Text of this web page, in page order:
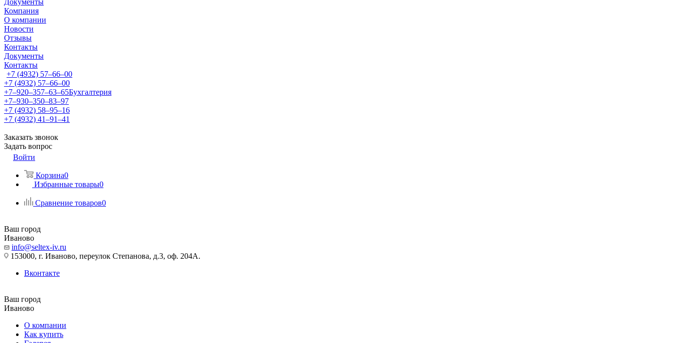
Документы
Компания
О компании
Новости
Отзывы
Контакты
Документы
Контакты
+7 (4932) 57‒66‒00
+7 (4932) 57‒66‒00
+7‒920‒357‒63‒65Бухгалтерия
+7‒930‒350‒83‒97
+7 (4932) 58‒95‒16
+7 (4932) 41‒91‒41
Заказать звонок
Задать вопрос
Войти
Корзина0
Избранные товары0
Сравнение товаров0
Ваш город
Иваново
info@seltex-iv.ru
153000, г. Иваново, переулок Степанова, д.3, оф. 204А.
Вконтакте
Ваш город
Иваново
О компании
Как купить